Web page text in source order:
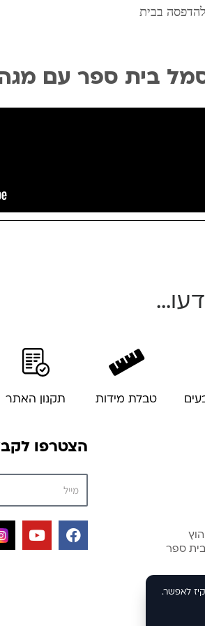
בבית
סמל בית ספר עם
טבלת מידות תקנון האתר
ספר
הצטרפו
F
a
Y
o
לאפשר.